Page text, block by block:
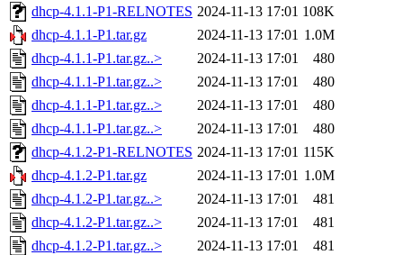
dhcp-4.1.1-P1-RELNOTES 2024-11-13 17:01 108K
dhcp-4.1.1-P1.tar.gz
2024-11-13 17:01 1.0M
dhcp-4.1.1-P1.tar.gz..>
2024-11-13 17:01
480
dhcp-4.1.1-P1.tar.gz..>
2024-11-13 17:01
480
dhcp-4.1.1-P1.tar.gz..>
2024-11-13 17:01
480
dhcp-4.1.1-P1.tar.gz..>
2024-11-13 17:01
480
dhcp-4.1.2-P1-RELNOTES 2024-11-13 17:01 115K
dhcp-4.1.2-P1.tar.gz
2024-11-13 17:01 1.0M
dhcp-4.1.2-P1.tar.gz..>
2024-11-13 17:01
481
dhcp-4.1.2-P1.tar.gz..>
2024-11-13 17:01
481
dhcp-4.1.2-P1.tar.gz..>
2024-11-13 17:01
481